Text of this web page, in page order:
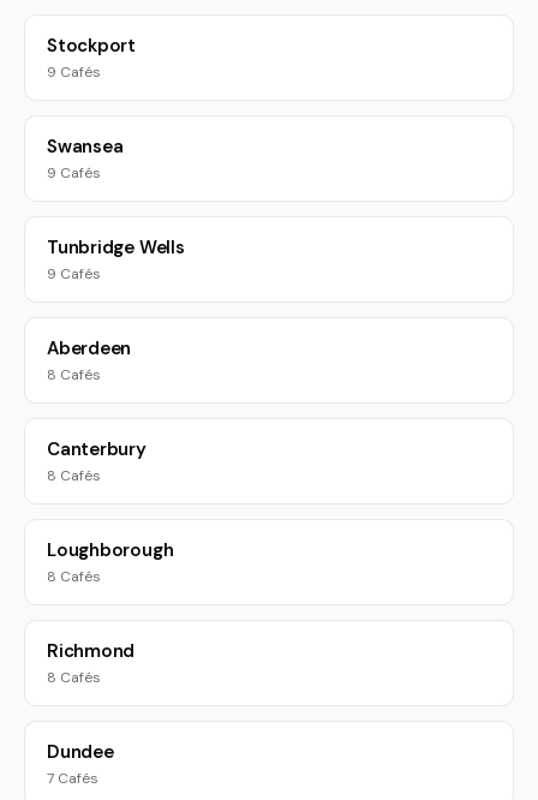
Stockport
9 Cafés
Swansea
9 Cafés
Tunbridge Wells
9 Cafés
Aberdeen
8 Cafés
Canterbury
8 Cafés
Loughborough
8 Cafés
Richmond
8 Cafés
Dundee
7 Cafés